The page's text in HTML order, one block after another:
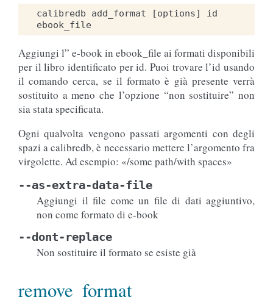
calibredb add_format [options] id
Aggiungi l” e-book in ebook_file ai formati disponibili
per il libro identificato per id. Puoi trovare l’id usando
il comando cerca, se il formato è già presente verrà
sostituito a meno che l’opzione “non sostituire” non
sia stata specificata.
Ogni qualvolta vengono passati argomenti con degli
spazi a calibredb, è necessario mettere l’argomento fra
virgolette. Ad esempio: «/some path/with spaces»
--as-extra-data-file
Aggiungi il file come un file di dati aggiuntivo,
non come formato di e-book
--dont-replace
Non sostituire il formato se esiste già
remove_format